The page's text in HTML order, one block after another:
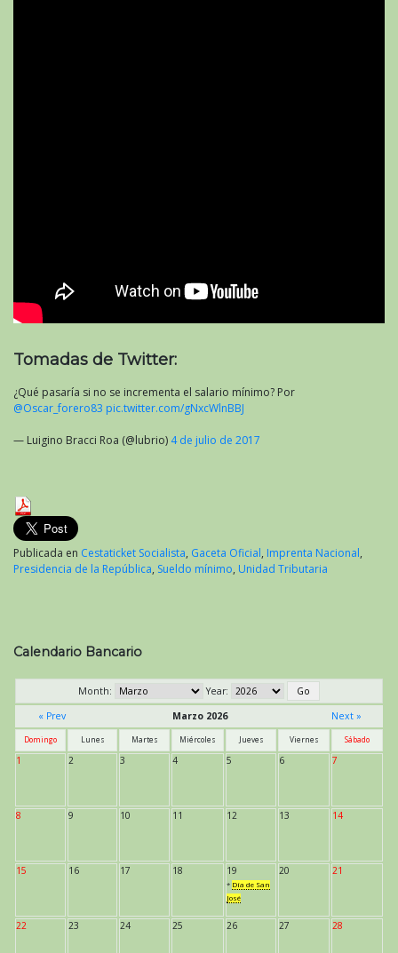
Tomadas de Twitter:
¿Qué pasaría si no se incrementa el salario mínimo? Por
@Oscar_forero83 pic.twitter.com/gNxcWlnBBJ
— Luigino Bracci Roa (@lubrio) 4 de julio de 2017
Publicada en Cestaticket Socialista, Gaceta Oficial, Imprenta Nacional,
Presidencia de la República, Sueldo mínimo, Unidad Tributaria
Calendario Bancario
Month:
Year:
« Prev
Marzo 2026 Next »
Domingo Lunes Martes Miércoles Jueves Viernes Sábado
1 2 3 4 5 6 7
8 9 10 11 12 13 14
15 16 17 18 19
* Día de San
José
20 21
22 23 24 25 26 27 28